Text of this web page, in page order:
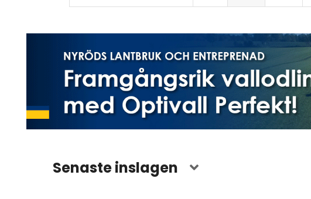
Senaste inslagen